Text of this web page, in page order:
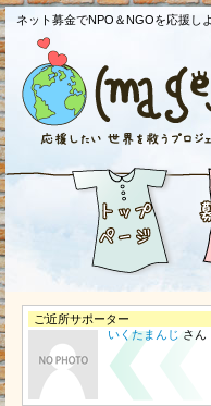
ネット募金でNPO＆NGOを応援
ご近所サポーター
いくたまんじ さん